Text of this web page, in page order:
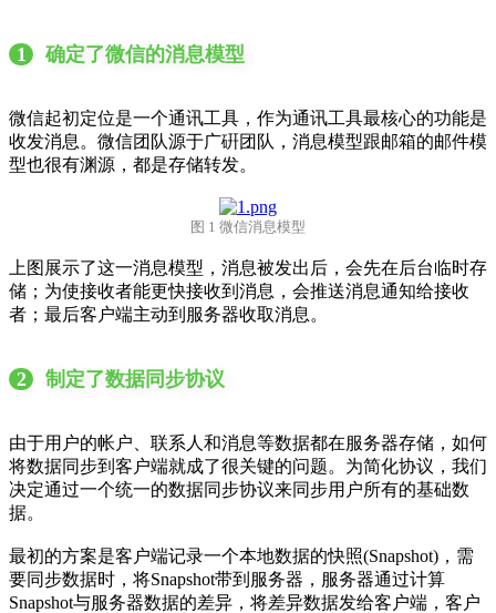
1 确定了微信的消息模型
微信起初定位是一个通讯工具，作为通讯工具最核心的功能是
收发消息。微信团队源于广硏团队，消息模型跟邮箱的邮件模
型也很有渊源，都是存储转发。
图 1 微信消息模型
上图展示了这一消息模型，消息被发出后，会先在后台临时存
储；为使接收者能更快接收到消息，会推送消息通知给接收
者；最后客户端主动到服务器收取消息。
2 制定了数据同步协议
由于用户的帐户、联系人和消息等数据都在服务器存储，如何
将数据同步到客户端就成了很关键的问题。为简化协议，我们
决定通过一个统一的数据同步协议来同步用户所有的基础数
据。
最初的方案是客户端记录一个本地数据的快照(Snapshot)，需
要同步数据时，将Snapshot带到服务器，服务器通过计算
Snapshot与服务器数据的差异，将差异数据发给客户端，客户